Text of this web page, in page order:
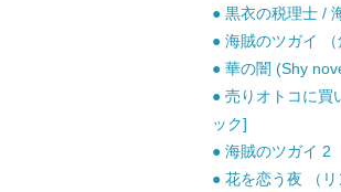
● 黒衣の税理士 /
● 海賊のツガイ
● 華の闇 (Shy
● 売りオトコに買
ック]
● 海賊のツガイ 2
● 花を恋う夜 （